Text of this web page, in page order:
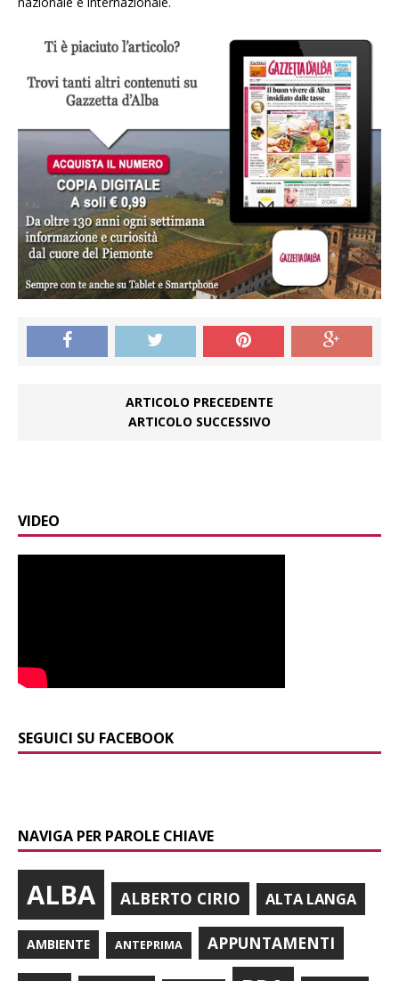
ARTICOLO PRECEDENTE
ARTICOLO SUCCESSIVO
VIDEO
SEGUICI SU FACEBOOK
NAVIGA PER PAROLE CHIAVE
ALBA ALBERTO CIRIO ALTA LANGA
AMBIENTE ANTEPRIMA APPUNTAMENTI